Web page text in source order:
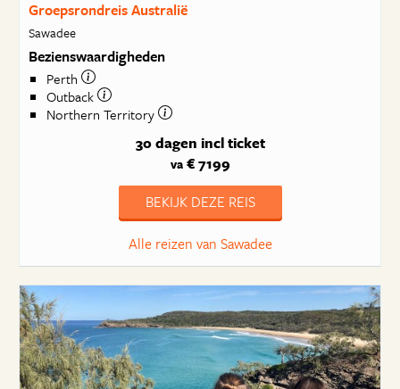
Groepsrondreis Australië
Sawadee
Bezienswaardigheden
Perth
Outback
Northern Territory
30 dagen incl ticket
va€ 7199
BEKIJK DEZE REIS
Alle reizen van Sawadee